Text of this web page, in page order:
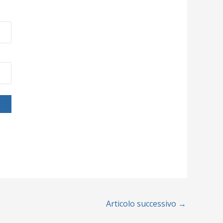
Articolo successivo →